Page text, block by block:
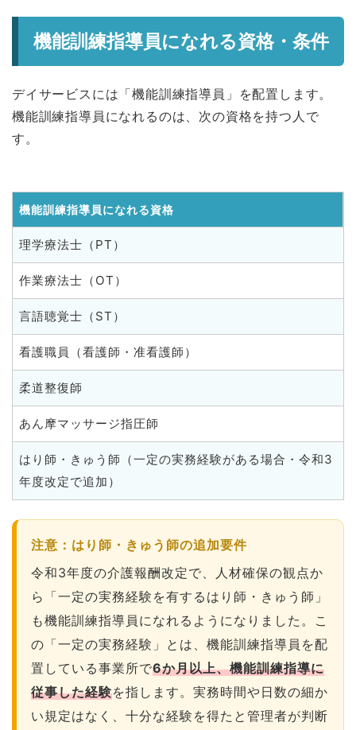
機能訓練指導員になれる資格・条件
デイサービスには「機能訓練指導員」を配置します。
機能訓練指導員になれるのは、次の資格を持つ人で
す。
機能訓練指導員になれる資格
理学療法士（PT）
作業療法士（OT）
言語聴覚士（ST）
看護職員（看護師・准看護師）
柔道整復師
あん摩マッサージ指圧師
はり師・きゅう師（一定の実務経験がある場合・令和3
年度改定で追加）
注意：はり師・きゅう師の追加要件
令和3年度の介護報酬改定で、人材確保の観点か
ら「一定の実務経験を有するはり師・きゅう師」
も機能訓練指導員になれるようになりました。こ
の「一定の実務経験」とは、機能訓練指導員を配
置している事業所で6か月以上、機能訓練指導に
従事した経験を指します。実務時間や日数の細か
い規定はなく、十分な経験を得たと管理者が判断